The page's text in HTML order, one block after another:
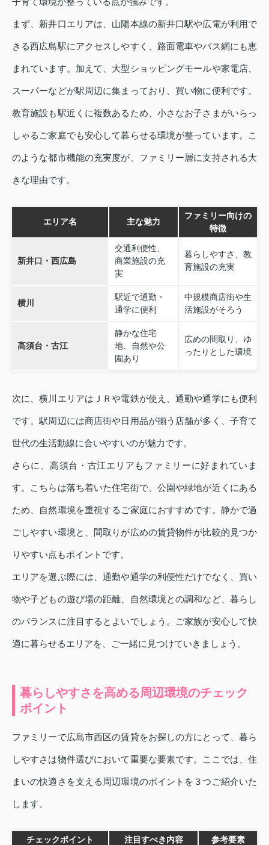
まず、新井口エリアは、山陽本線の新井口駅や広電が利用で
きる西広島駅にアクセスしやすく、路面電車やバス網にも恵
まれています。加えて、大型ショッピングモールや家電店、
スーパーなどが駅周辺に集まっており、買い物に便利です。
教育施設も駅近くに複数あるため、小さなお子さまがいらっ
しゃるご家庭でも安心して暮らせる環境が整っています。こ
のような都市機能の充実度が、ファミリー層に支持される大
きな理由です。
エリア名 主な魅力
ファミリー向けの
特徴
新井口・西広島
交通利便性、
商業施設の充
実
暮らしやすさ、教
育施設の充実
横川
駅近で通勤・
通学に便利
中規模商店街や生
活施設がそろう
高須台・古江
静かな住宅
地、自然や公
園あり
広めの間取り、ゆ
ったりとした環境
次に、横川エリアはＪＲや電鉄が使え、通勤や通学にも便利
です。駅周辺には商店街や日用品が揃う店舗が多く、子育て
世代の生活動線に合いやすいのが魅力です。
さらに、高須台・古江エリアもファミリーに好まれていま
す。こちらは落ち着いた住宅街で、公園や緑地が近くにある
ため、自然環境を重視するご家庭におすすめです。静かで過
ごしやすい環境と、間取りが広めの賃貸物件が比較的見つか
りやすい点もポイントです。
エリアを選ぶ際には、通勤や通学の利便性だけでなく、買い
物や子どもの遊び場の距離、自然環境との調和など、暮らし
のバランスに注目するとよいでしょう。ご家族が安心して快
適に暮らせるエリアを、ご一緒に見つけていきましょう。
暮らしやすさを高める周辺環境のチェック
ポイント
ファミリーで広島市西区の賃貸をお探しの方にとって、暮ら
しやすさは物件選びにおいて重要な要素です。ここでは、住
まいの快適さを支える周辺環境のポイントを３つご紹介いた
します。
チェックポイント 注目すべき内容 参考要素